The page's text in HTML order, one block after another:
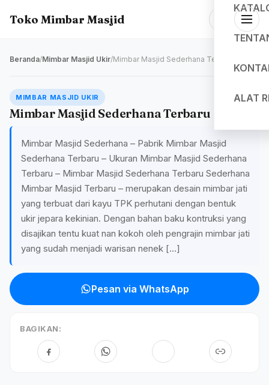
Toko Mimbar Masjid
ALAT
Beranda/Mimbar Masjid Ukir/Mimbar Masjid Sederhana Terbaru
MIMBAR MASJID UKIR
Mimbar Masjid Sederhana Terbaru
Mimbar Masjid Sederhana – Pabrik Mimbar Masjid
Sederhana Terbaru – Ukuran Mimbar Masjid Sederhana
Terbaru – Mimbar Masjid Sederhana Terbaru Sederhana
Mimbar Masjid Terbaru – merupakan desain mimbar jati
yang terbuat dari kayu TPK perhutani dengan bentuk
ukir jepara kekinian. Dengan bahan baku kontruksi yang
disajikan tentu kuat nan kokoh oleh pengrajin mimbar jati
yang sudah menjadi warisan nenek […]
Pesan via WhatsApp
BAGIKAN: